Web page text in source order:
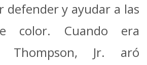
defender y ayudar a las
color. Cuando era
Thompson, Jr. aró